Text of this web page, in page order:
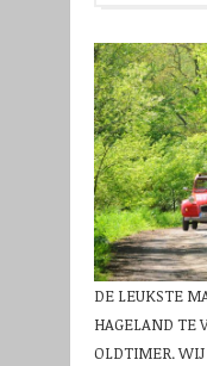
DE LEUKSTE
HAGELAND TE
OLDTIMER.